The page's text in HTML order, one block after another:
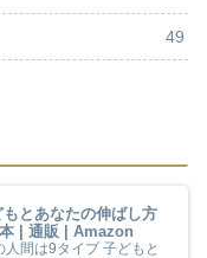
49
とあなたの伸ばし方
| 通販 | Amazon
間は9タイプ 子どもと